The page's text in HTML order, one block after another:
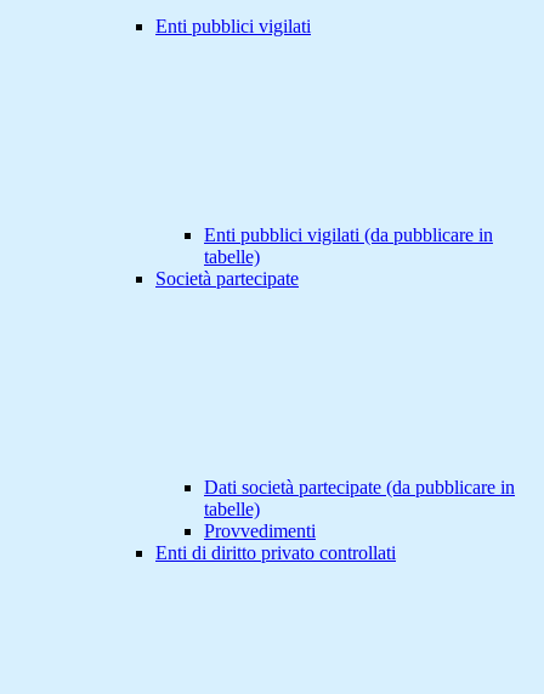
Enti pubblici vigilati
Enti pubblici vigilati (da pubblicare in
tabelle)
Società partecipate
Dati società partecipate (da pubblicare in
tabelle)
Provvedimenti
Enti di diritto privato controllati